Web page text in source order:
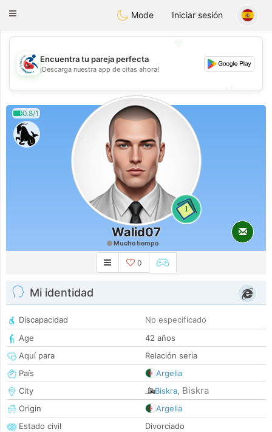
Handi Space
Toggle
Mode Iniciar sesión
💖
💕
Encuentra tu pareja perfecta
¡Descarga nuestra app de citas ahora!
0.8/1
1
Walid07
Mucho tiempo
0
Mi identidad
Discapacidad
No especificado
Age
42 años
Aquí para
Relación seria
País
Argelia
City
Biskra, Biskra
Origin
Argelia
Estado civil
Divorciado